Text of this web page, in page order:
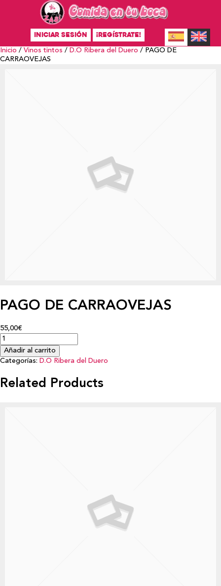
INICIAR SESIÓN ¡REGÍSTRATE!
Inicio / Vinos tintos / D.O Ribera del Duero / PAGO DE
CARRAOVEJAS
PAGO DE CARRAOVEJAS
55,00€
Añadir al carrito
Categorías: D.O Ribera del Duero
Related Products